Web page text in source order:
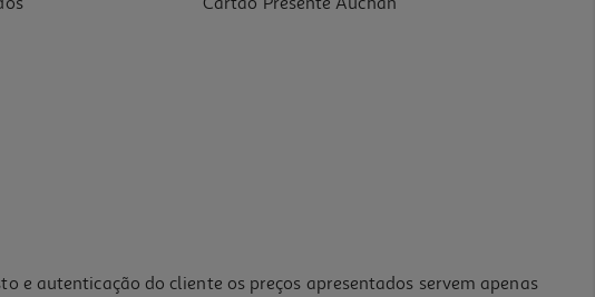
e autenticação do cliente os preços apresentados servem apenas